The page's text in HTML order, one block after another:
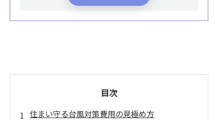
目次
住まい守る台風対策費用の見極め方